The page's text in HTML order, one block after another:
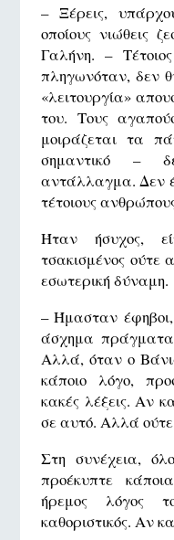
– Ξέρεις,
οποίους νιώθεις
Γαλήνη. –
πληγωνόταν, δεν
«λειτουργία»
του. Τους
μοιράζεται τα
σημαντικό –
αντάλλαγμα. Δεν
τέτοιους
Ήταν ήσυχος,
τσακισμένος ούτε
εσωτερική δύναμη.
– Ήμασταν
άσχημα
Αλλά, όταν ο
κάποιο λόγο,
κακές λέξεις. Αν
σε αυτό. Αλλά ούτε
Στη συνέχεια,
προέκυπτε
ήρεμος λόγος
καθοριστικός. Αν